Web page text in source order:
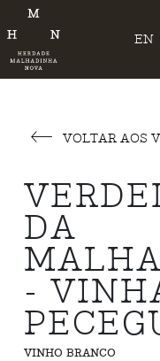
EN
VOLTAR AOS
DA
-
VINHO BRANCO